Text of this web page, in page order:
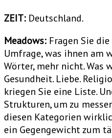
ZEIT: Deutschland.
Meadows: Fragen Sie
Umfrage, was ihnen am
Wörter, mehr nicht. Was
Gesundheit. Liebe.
kriegen Sie eine Liste.
Strukturen, um zu
diesen Kategorien
ein Gegengewicht zum